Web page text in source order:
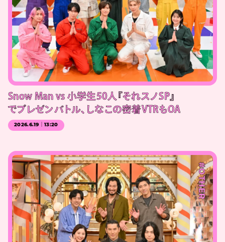
Snow Man vs 小学生50人『それスノSP』
でプレゼンバトル、しなこの密着VTRもOA
2026.6.19｜13:20
#OTHER